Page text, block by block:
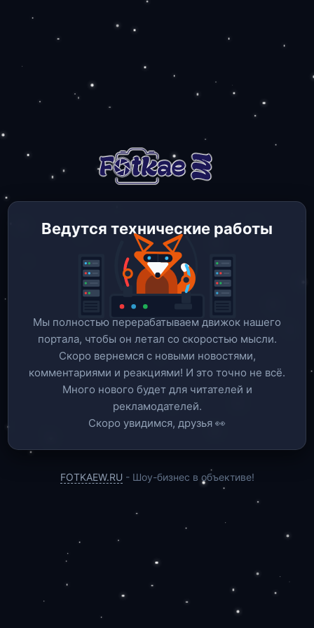
Ведутся технические работы
Мы полностью перерабатываем движок нашего
портала, чтобы он летал со скоростью мысли.
Скоро вернемся c новыми новостями,
комментариями и реакциями! И это точно не всё.
Много нового будет для читателей и
рекламодателей.
Скоро увидимся, друзья 👀
FOTKAEW.RU - Шоу-бизнес в объективе!